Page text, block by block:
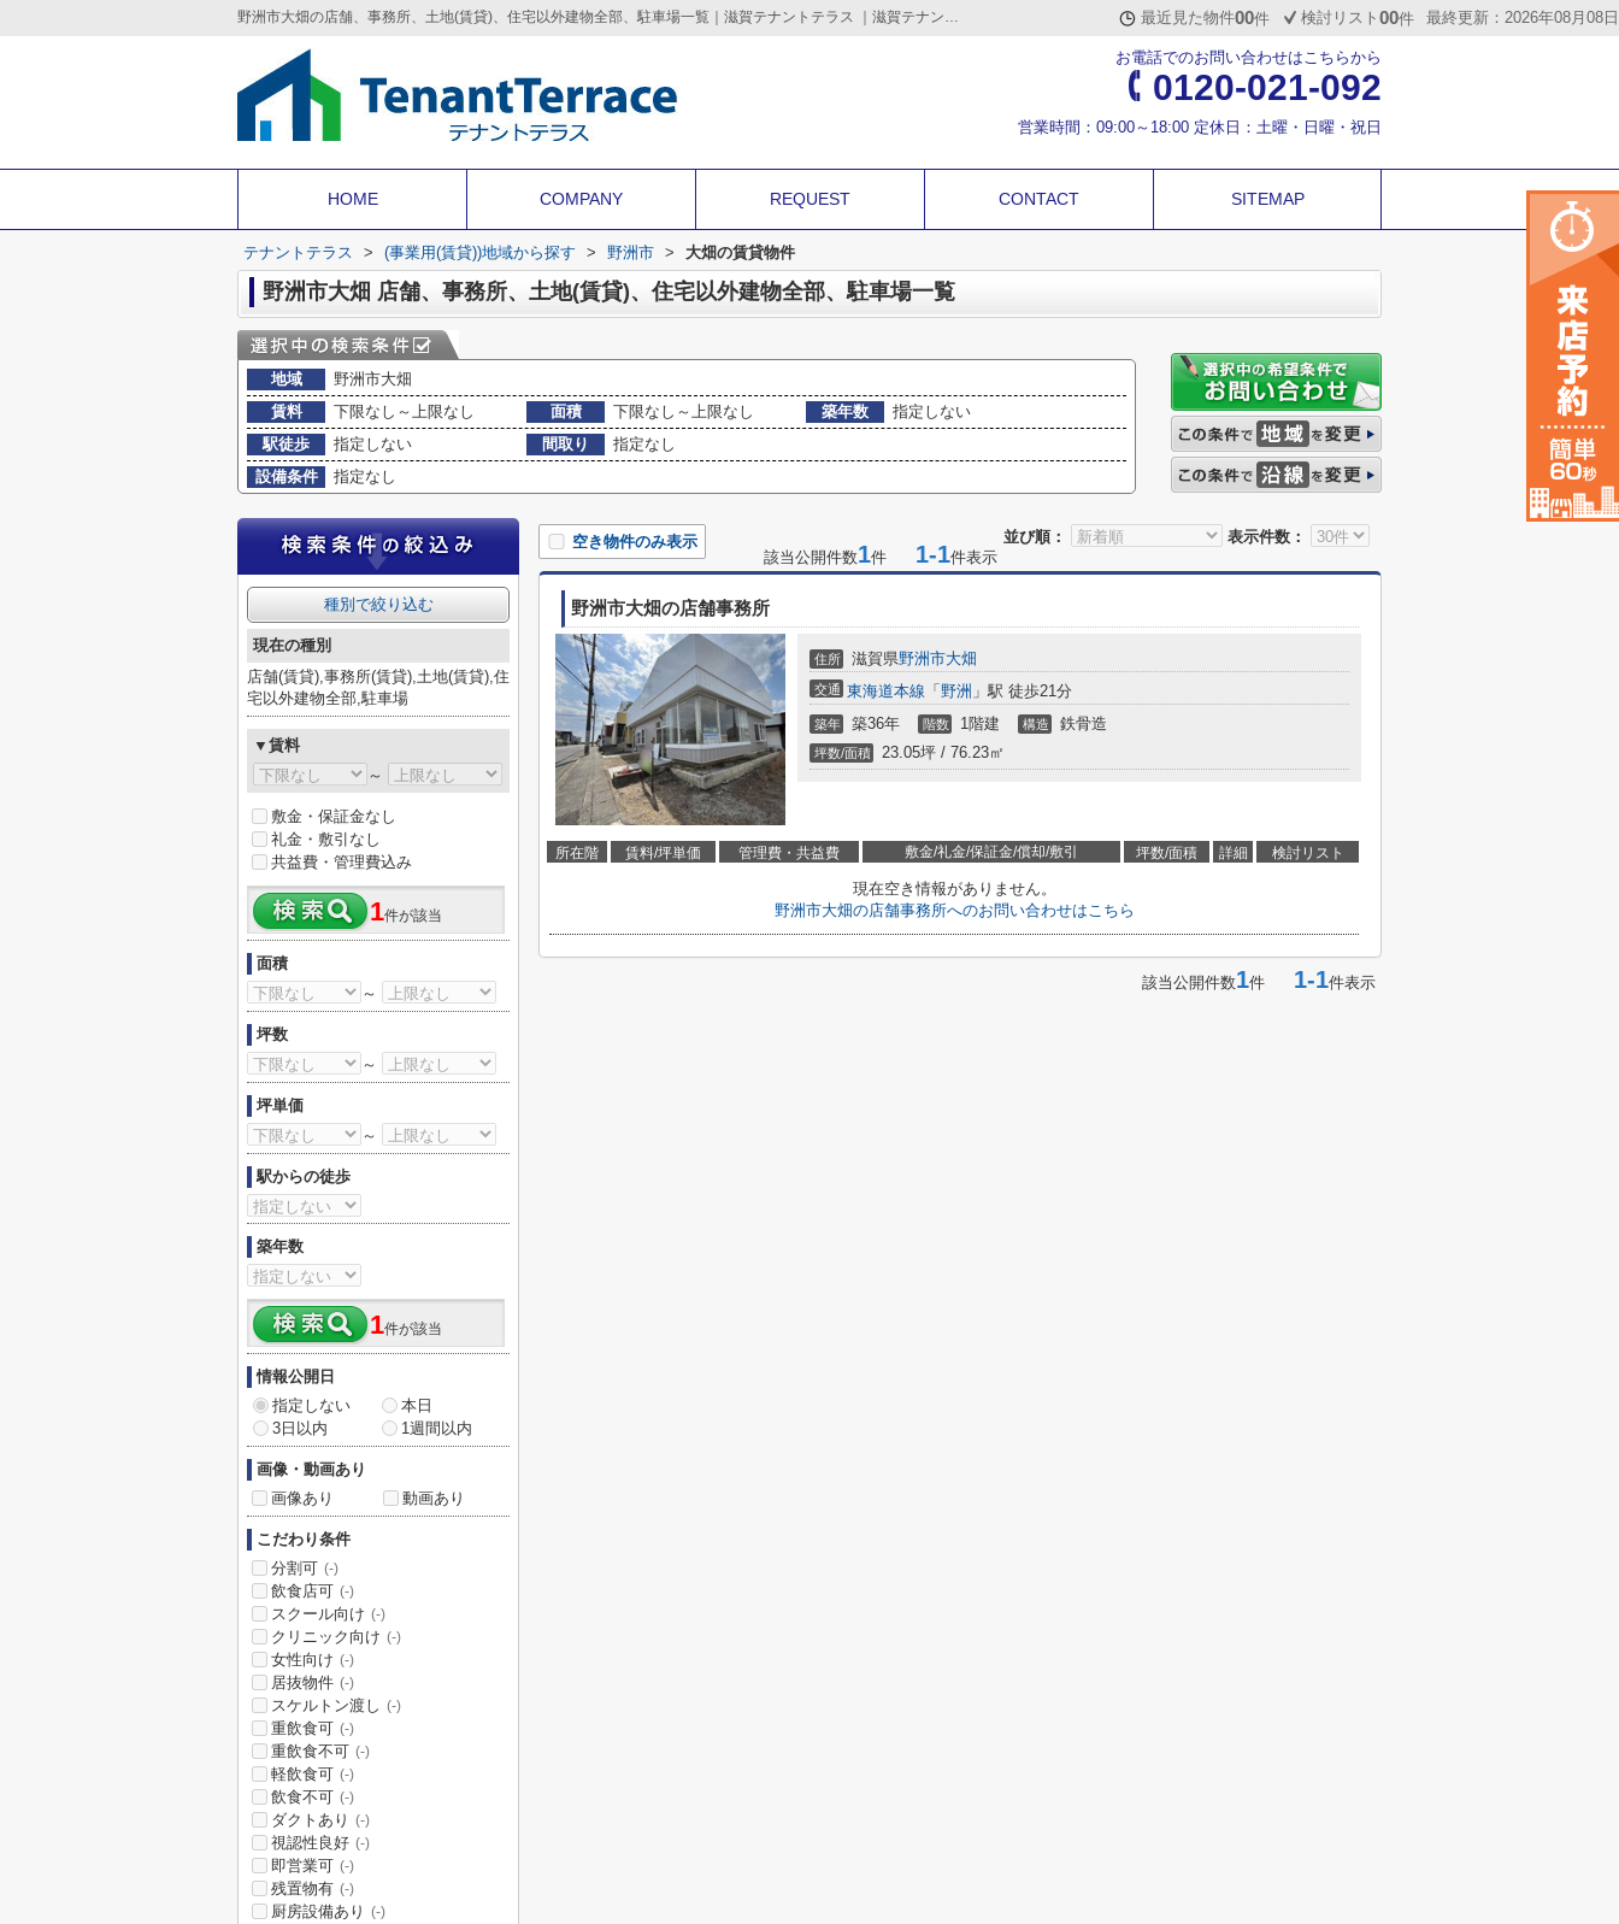
野洲市大畑の店舗、事務所、土地(賃貸)、住宅以外建物全部、駐車場一覧｜滋賀テナントテラス ｜滋賀テナントテラス | 滋賀のテナント店舗・事務所・倉庫・借地などの事業用不動産を情報満載 最近見た物件00件 検討リスト 00件 最終更新：2026年08月08日
お電話でのお問い合わせはこちらから
0120-021-092
営業時間：09:00～18:00 定休日：土曜・日曜・祝日
HOME COMPANY REQUEST CONTACT SITEMAP
テナントテラス > (事業用(賃貸))地域から探す > 野洲市 > 大畑の賃貸物件
野洲市大畑 店舗、事務所、土地(賃貸)、住宅以外建物全部、駐車場一覧
地域
野洲市大畑
賃料
下限なし～上限なし 面積 下限なし～上限なし 築年数
指定しない
駅徒歩
指定しない 間取り
指定なし
設備条件
指定なし
並び順： 表示件数：
空き物件のみ表示
該当公開件数1件 1-1件表示
野洲市大畑の店舗事務所
住所 滋賀県野洲市大畑
交通 東海道本線 「 野洲 」駅 徒歩21分
築年 築36年 階数 1階建 構造 鉄骨造
坪数/面積 23.05坪 / 76.23㎡
所在階 賃料/坪単価 管理費・共益費 敷金/礼金/保証金/償却/敷引 坪数/面積 詳細 検討リスト
現在空き情報がありません。
野洲市大畑の店舗事務所へのお問い合わせはこちら
該当公開件数1件 1-1件表示
種別で絞り込む
現在の種別
店舗(賃貸),事務所(賃貸),土地(賃貸),住
宅以外建物全部,駐車場
▼賃料
～
敷金・保証金なし
礼金・敷引なし
共益費・管理費込み
1件が該当
面積
～
坪数
～
坪単価
～
駅からの徒歩
築年数
1件が該当
情報公開日
指定しない
本日
3日以内
1週間以内
画像・動画あり
画像あり
動画あり
こだわり条件
分割可 (-)
飲食店可 (-)
スクール向け (-)
クリニック向け (-)
女性向け (-)
居抜物件 (-)
スケルトン渡し (-)
重飲食可 (-)
重飲食不可 (-)
軽飲食可 (-)
飲食不可 (-)
ダクトあり (-)
視認性良好 (-)
即営業可 (-)
残置物有 (-)
厨房設備あり (-)